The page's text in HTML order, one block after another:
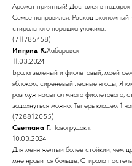
Аромат приятный! Достался в
Семье понравился. Расход экономный
стирального порошка уложила.
(711786458)
Ингрид К.Хабаровск
11.03.2024
Брала зеленый и фиолетовый, моей
яблоком, сиреневый лесные ягоды, Я
раз муж насыпал много фиолетового,
задохнуться можно. Теперь кладем 1
(728812055)
Светлана Г.Новогрудок г.
10.03.2024
Для меня жёлтый более стойкий, чем
мне нравится больше. Стирала